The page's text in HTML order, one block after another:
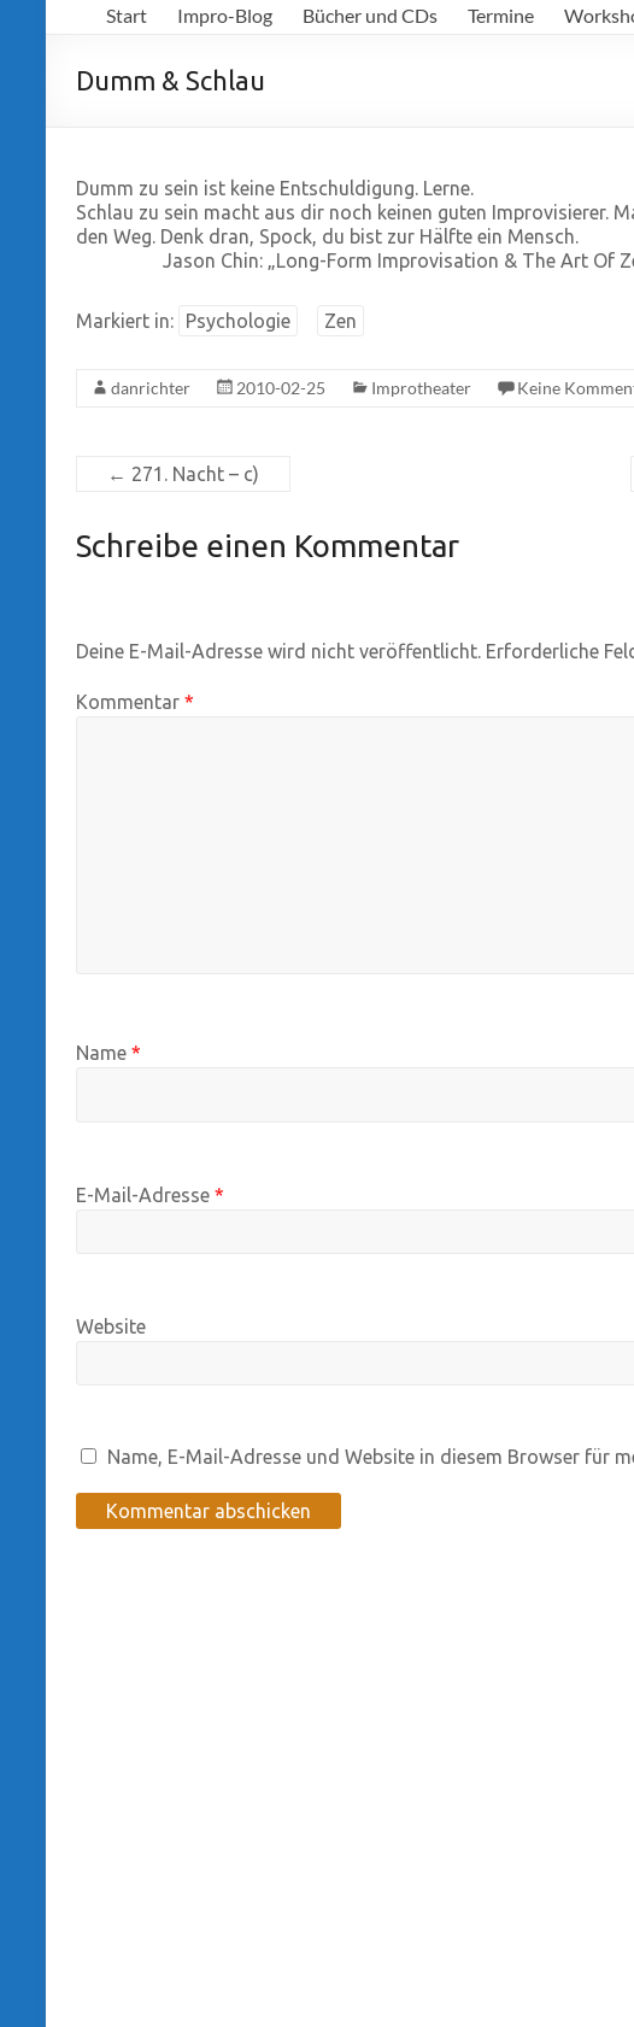
Richter
Start Impro-Blog Bücher und CDs Termine
Dumm & Schlau
Dumm zu sein ist keine Entschuldigung. Lerne.
Schlau zu sein macht aus dir noch keinen guten Improvisierer.
den Weg. Denk dran, Spock, du bist zur Hälfte ein Mensch.
Jason Chin: „Long-Form Improvisation & The Art Of
Markiert in: Psychologie Zen
danrichter 2010-02-25 Improtheater Keine
← 271. Nacht – c)
Schreibe einen Kommentar
Deine E-Mail-Adresse wird nicht veröffentlicht. Erforderliche
Kommentar *
Name *
E-Mail-Adresse *
Website
Name, E-Mail-Adresse und Website in diesem Browser für